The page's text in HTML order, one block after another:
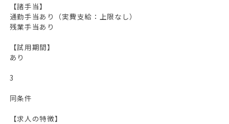
【諸手当】
通勤手当あり（実費支給：上限なし）
残業手当あり
【試用期間】
あり
3
同条件
【求人の特徴】